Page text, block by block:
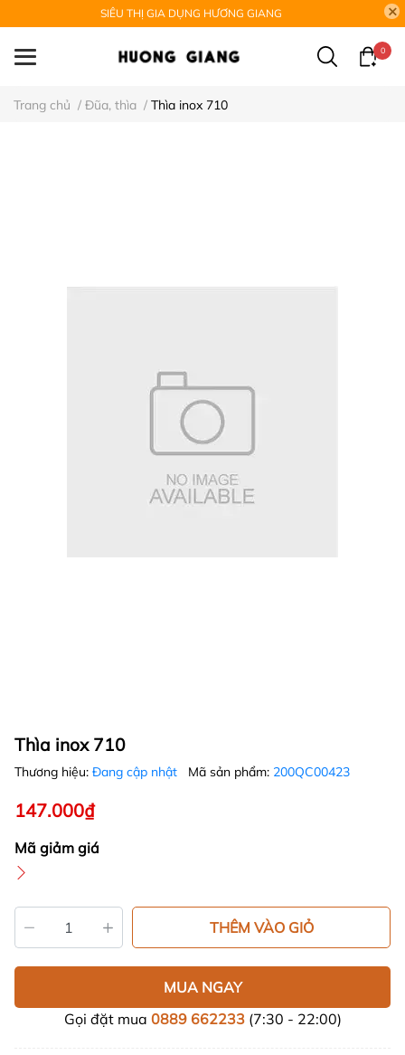
SIÊU THỊ GIA DỤNG HƯƠNG GIANG
0
Trang chủ / Đũa, thìa / Thìa inox 710
Thìa inox 710
Thương hiệu: Đang cập nhật Mã sản phẩm: 200QC00423
147.000₫
Mã giảm giá
THÊM VÀO GIỎ
MUA NGAY
Gọi đặt mua 0889 662233(7:30 - 22:00)